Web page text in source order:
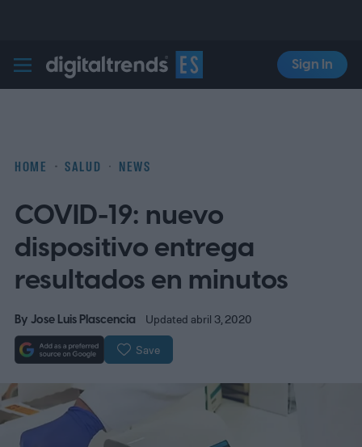
Digital Trends Español
Sign In
HOME SALUD NEWS
COVID-19: nuevo
dispositivo entrega
resultados en minutos
ByJose Luis Plascencia Updated abril 3, 2020
Save